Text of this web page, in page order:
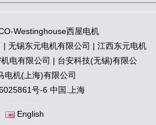
Westinghouse西屋电机
| 无锡东元电机有限公司 | 江西东元电机
电有限公司 | 台安科技(无锡)有限公
电机(上海)有限公司
号-6 中国.上海
English